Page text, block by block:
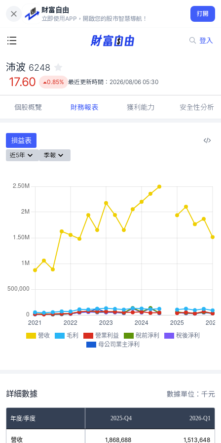
財富自由
立即使用APP，開啟您的股市智慧導航！
打開
登入
17.60
0.85%
沛波 6248
17.60 0.85% 最近更新時間： 2026/08/06 05:30
個股概覽 財務報表 獲利能力 安全性分析
損益表
近5年 季報
營收 毛利 營業利益 稅前淨利
稅後淨利
母公司業主淨利
詳細數據 數據單位：千元
年度/季度2025-Q3 2025-Q4 2026-Q1
營收 1,868,688 1,513,648